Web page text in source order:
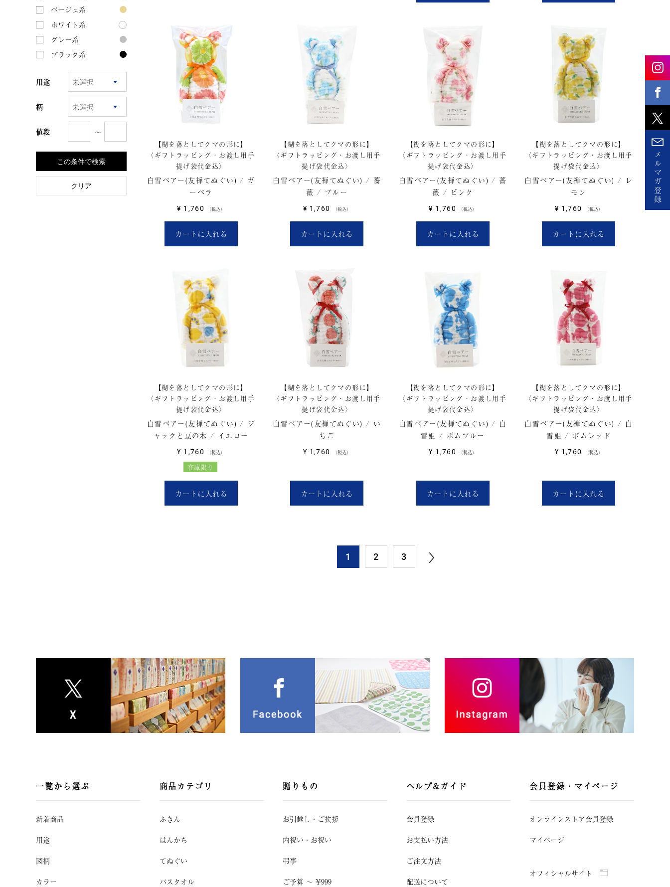
メ
ル
マ
ガ
登
録
ベージュ系
ホワイト系
グレー系
ブラック系
用途
柄
値段 〜
この条件で検索
クリア
【糊を落としてクマの形に】
〈ギフトラッピング・お渡し用手
提げ袋代金込〉
白雪ベアー(友禅てぬぐい) / ガ
ーベラ
¥ 1,760 税込
カートに入れる
【糊を落としてクマの形に】
〈ギフトラッピング・お渡し用手
提げ袋代金込〉
白雪ベアー(友禅てぬぐい) / 薔
薇 / ブルー
¥ 1,760 税込
カートに入れる
【糊を落としてクマの形に】
〈ギフトラッピング・お渡し用手
提げ袋代金込〉
白雪ベアー(友禅てぬぐい) / 薔
薇 / ピンク
¥ 1,760 税込
カートに入れる
【糊を落としてクマの形に】
〈ギフトラッピング・お渡し用手
提げ袋代金込〉
白雪ベアー(友禅てぬぐい) / レ
モン
¥ 1,760 税込
カートに入れる
【糊を落としてクマの形に】
〈ギフトラッピング・お渡し用手
提げ袋代金込〉
白雪ベアー(友禅てぬぐい) / ジ
ャックと豆の木 / イエロー
¥ 1,760 税込
在庫限り
カートに入れる
【糊を落としてクマの形に】
〈ギフトラッピング・お渡し用手
提げ袋代金込〉
白雪ベアー(友禅てぬぐい) / い
ちご
¥ 1,760 税込
カートに入れる
【糊を落としてクマの形に】
〈ギフトラッピング・お渡し用手
提げ袋代金込〉
白雪ベアー(友禅てぬぐい) / 白
雪姫 / ポムブルー
¥ 1,760 税込
カートに入れる
【糊を落としてクマの形に】
〈ギフトラッピング・お渡し用手
提げ袋代金込〉
白雪ベアー(友禅てぬぐい) / 白
雪姫 / ポムレッド
¥ 1,760 税込
カートに入れる
1 2 3
一覧から選ぶ
新着商品
用途
図柄
カラー
商品カテゴリ
ふきん
はんかち
てぬぐい
バスタオル
贈りもの
お引越し ・ ご挨拶
内祝い・お祝い
弔事
ご予算 〜 ¥999
ヘルプ&ガイド
会員登録
お支払い方法
ご注文方法
配送について
会員登録・マイページ
オンラインストア会員登録
マイページ
オフィシャルサイト